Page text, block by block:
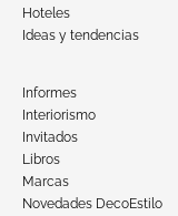
Hoteles
Ideas y tendencias
Informes
Interiorismo
Invitados
Libros
Marcas
Novedades DecoEstilo